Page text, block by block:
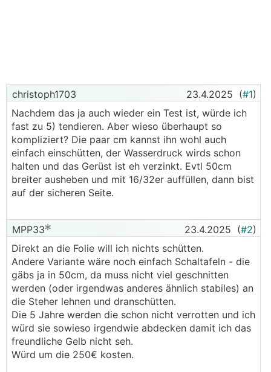
christoph1703 23.4.2025 (#1)
Nachdem das ja auch wieder ein Test ist, würde ich
fast zu 5) tendieren. Aber wieso überhaupt so
kompliziert? Die paar cm kannst ihn wohl auch
einfach einschütten, der Wasserdruck wirds schon
halten und das Gerüst ist eh verzinkt. Evtl 50cm
breiter ausheben und mit 16/32er auffüllen, dann bist
auf der sicheren Seite.
MPP33 23.4.2025 (#2)
Direkt an die Folie will ich nichts schütten.
Andere Variante wäre noch einfach Schaltafeln - die
gäbs ja in 50cm, da muss nicht viel geschnitten
werden (oder irgendwas anderes ähnlich stabiles) an
die Steher lehnen und dranschütten.
Die 5 Jahre werden die schon nicht verrotten und ich
würd sie sowieso irgendwie abdecken damit ich das
freundliche Gelb nicht seh.
Würd um die 250€ kosten.